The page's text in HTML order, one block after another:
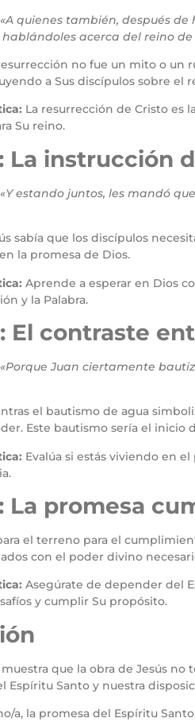
«A quienes también, después
acerca del reino de
no fue un mito o un
a Sus discípulos sobre el
La resurrección de Cristo es
Su reino.
La instrucción
«Y estando juntos, les mandó
sabía que los discípulos
la promesa de Dios.
Aprende a esperar en Dios
y la Palabra.
El contraste
«Porque Juan ciertamente
el bautismo de agua
Este bautismo sería el inicio
Evalúa si estás viviendo en
La promesa
el terreno para el
con el poder divino
Asegúrate de depender del
y cumplir Su propósito.
muestra que la obra de Jesús
Espíritu Santo y nuestra
a, la promesa del Espíritu